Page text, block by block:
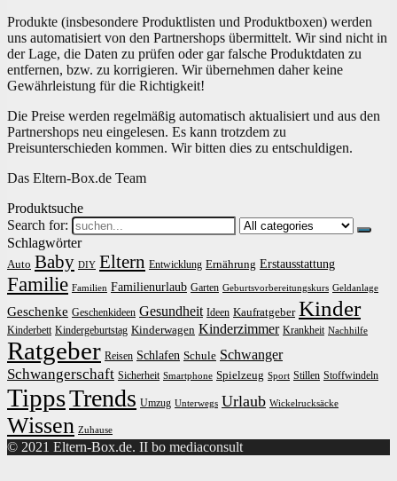
Produkte (insbesondere Produktlisten und Produktboxen) werden
uns automatisiert von den Partnershops übermittelt. Wir sind nicht in
der Lage, die Daten zu prüfen oder gar falsche Produktdaten zu
entfernen, bzw. zu korrigieren. Wir übernehmen daher keine
Gewährleistung für die Richtigkeit!
Die Preise werden regelmäßig automatisch aktualisiert und aus den
Partnershops neu eingelesen. Es kann trotzdem zu
Preisunterschieden kommen. Wir bitten dies zu entschuldigen.
Das Eltern-Box.de Team
Produktsuche
Search for:
Schlagwörter
Auto Baby DIY Eltern Entwicklung Ernährung Erstausstattung
Familie Familien Familienurlaub Garten Geburtsvorbereitungskurs Geldanlage
Geschenke Geschenkideen Gesundheit Ideen Kaufratgeber Kinder
Kinderbett Kindergeburtstag Kinderwagen Kinderzimmer Krankheit Nachhilfe
Ratgeber Reisen Schlafen Schule Schwanger
Schwangerschaft Sicherheit Smartphone Spielzeug Sport Stillen Stoffwindeln
TippsTrends Umzug Unterwegs Urlaub Wickelrucksäcke
Wissen Zuhause
© 2021 Eltern-Box.de. II bo mediaconsult